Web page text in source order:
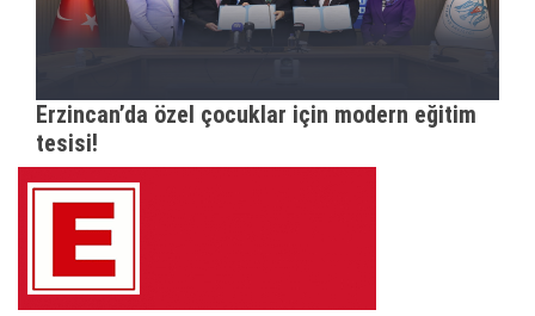
Erzincan’da özel çocuklar için modern eğitim
tesisi!